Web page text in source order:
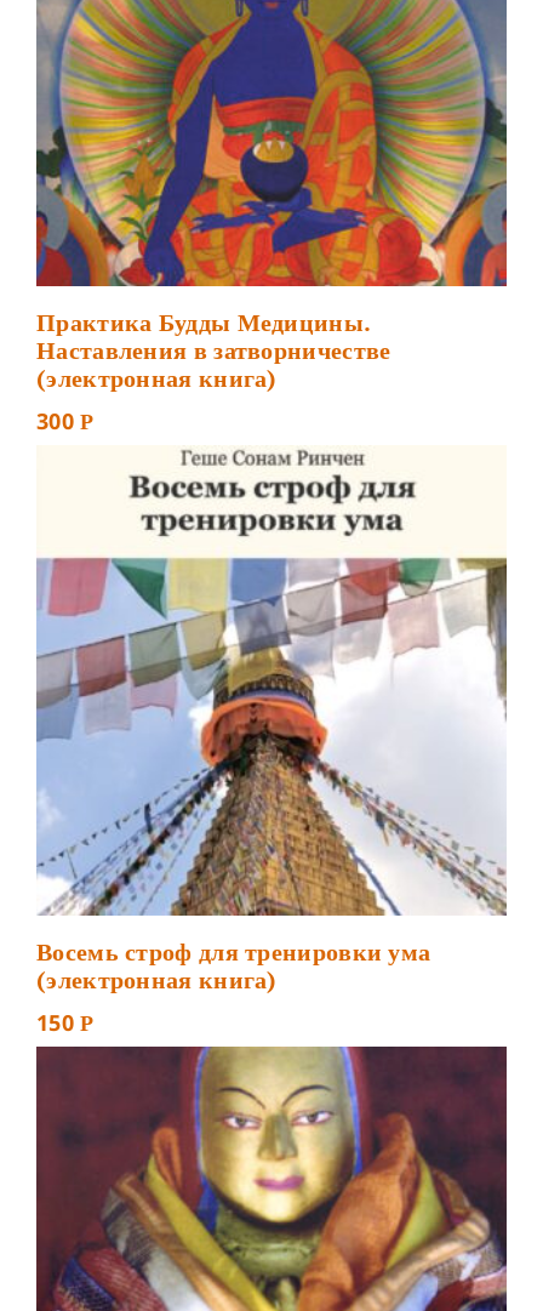
Практика Будды Медицины.
Наставления в затворничестве
(электронная книга)
300Р
Восемь строф для тренировки ума
(электронная книга)
150Р